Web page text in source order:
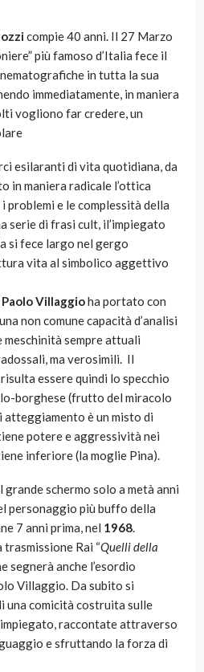
compie 40 anni. Il 27 Marzo
più famoso d’Italia fece il
in tutta la sua
immediatamente, in maniera
vogliono far credere, un
esilaranti di vita quotidiana, da
in maniera radicale l’ottica
e le complessità della
serie di frasi cult, il’impiegato
si fece largo nel gergo
vita al simbolico aggettivo
Paolo Villaggioha portato con
non comune capacità d’analisi
sempre attuali
ma verosimili. Il
essere quindi lo specchio
borghese (frutto del miracolo
è un misto di
potere e aggressività nei
inferiore (la moglie Pina).
schermo solo a metà anni
personaggio più buffo della
7 anni prima, nel 1968.
Rai “Quelli della
segnerà anche l’esordio
Villaggio. Da subito si
una comicità costruita sulle
raccontate attraverso
e sfruttando la forza di